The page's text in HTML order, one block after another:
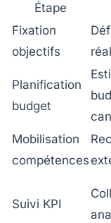
Étape
Fixation
objectifs
Planification
budget
Mobilisation
compétences
Suivi KPI